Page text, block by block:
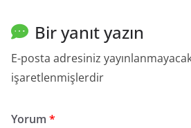
Bir yanıt yazın
E-posta adresiniz
işaretlenmişlerdir
Yorum *